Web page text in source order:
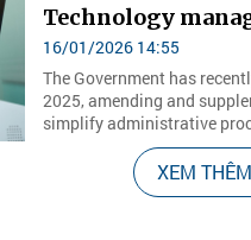
Technology
16/01/2026 14:55
The Government has
2025, amending and
simplify administrative
XEM THÊM